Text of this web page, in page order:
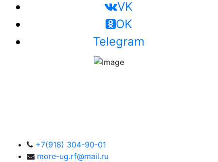
VK
OK
Telegram
+7(918) 304-90-01
more-ug.rf@mail.ru